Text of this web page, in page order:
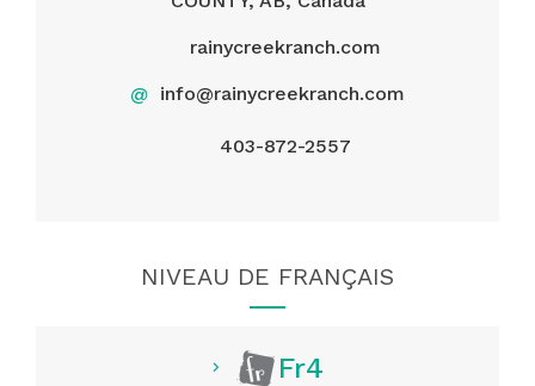
rainycreekranch.com
@ info@rainycreekranch.com
403-872-2557
NIVEAU DE FRANÇAIS
Fr4